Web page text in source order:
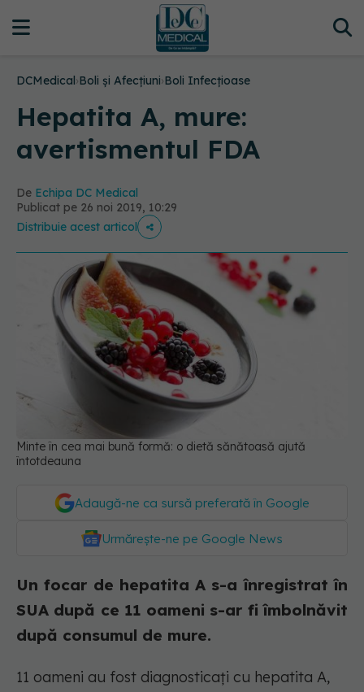
DCMedical›Boli și Afecțiuni›Boli Infecțioase
Hepatita A, mure:
avertismentul FDA
De Echipa DC Medical
Publicat pe 26 noi 2019, 10:29
Distribuie acest articol
Minte în cea mai bună formă: o dietă sănătoasă ajută
întotdeauna
Adaugă-ne ca sursă preferată în Google
Urmărește-ne pe Google News
Un focar de hepatita A s-a înregistrat în
SUA după ce 11 oameni s-ar fi îmbolnăvit
după consumul de mure.
11 oameni au fost diagnosticați cu hepatita A,